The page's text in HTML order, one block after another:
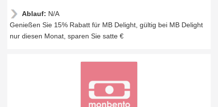
Ablauf: N/A
Genießen Sie 15% Rabatt für MB Delight, gültig bei MB Delight
nur diesen Monat, sparen Sie satte €